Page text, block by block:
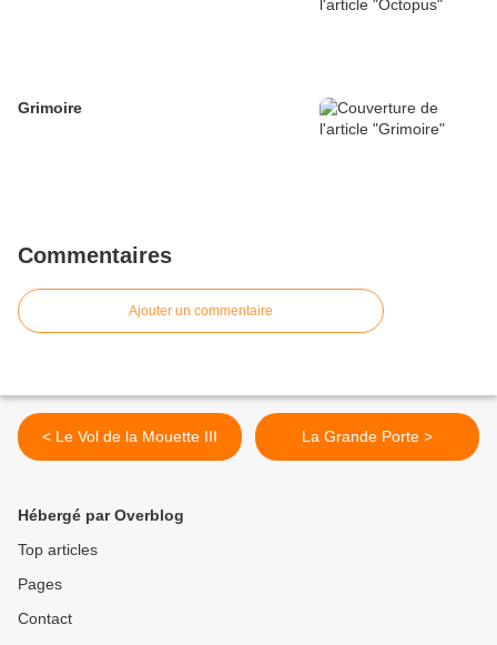
Grimoire
Commentaires
Ajouter un commentaire
< Le Vol de la Mouette III La Grande Porte >
Hébergé par Overblog
Top articles
Pages
Contact